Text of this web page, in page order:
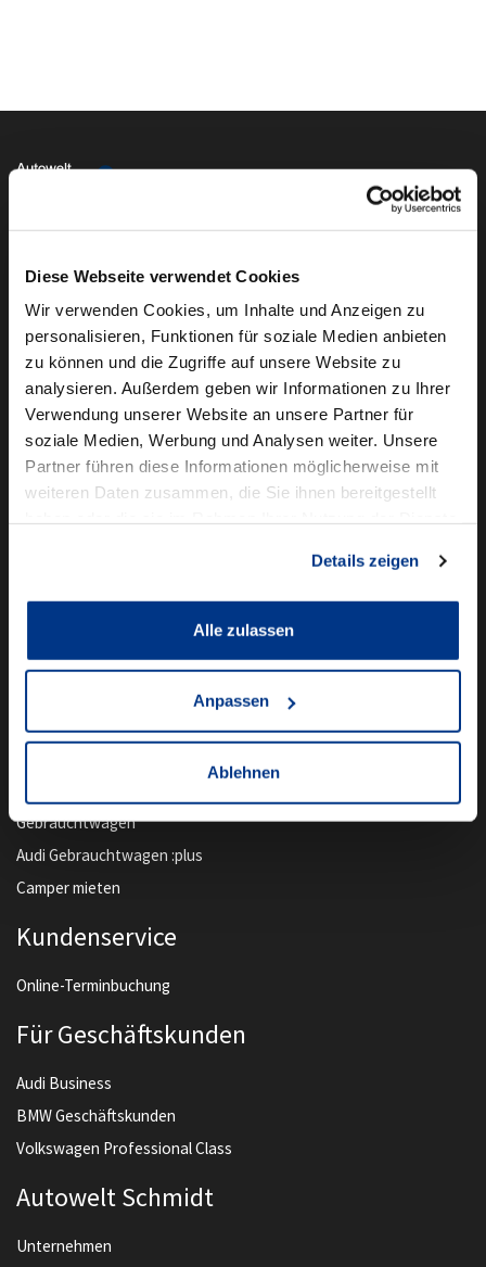
Diese Webseite verwendet Cookies
Wir verwenden Cookies, um Inhalte und Anzeigen zu
personalisieren, Funktionen für soziale Medien anbieten
zu können und die Zugriffe auf unsere Website zu
analysieren. Außerdem geben wir Informationen zu Ihrer
Verwendung unserer Website an unsere Partner für
soziale Medien, Werbung und Analysen weiter. Unsere
Partner führen diese Informationen möglicherweise mit
weiteren Daten zusammen, die Sie ihnen bereitgestellt
Details zeigen
Alle zulassen
Anpassen
Ablehnen
Folgen Sie uns auf Autowelt Schmidt auf
Autowelt Schmidt
AutoweltAutowelt
Die Marken der Autowelt Schmidt
Gebrauchtwagen
Audi Gebrauchtwagen :plus
Camper mieten
Kundenservice
Online-Terminbuchung
Für Geschäftskunden
Audi Business
BMW Geschäftskunden
Volkswagen Professional Class
Autowelt Schmidt
Unternehmen